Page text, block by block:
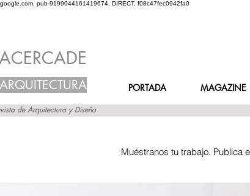
google.com, pub-9199044161419674, DIRECT, f08c47fec0942fa0
PORTADA MAGAZINE
de Arquitectura y Diseño
Muéstranos tu trabajo. Publica